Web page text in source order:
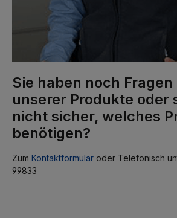
Sie haben noch Fragen
unserer Produkte oder
nicht sicher, welches
benötigen?
Zum Kontaktformular oder Telefonisch
99833